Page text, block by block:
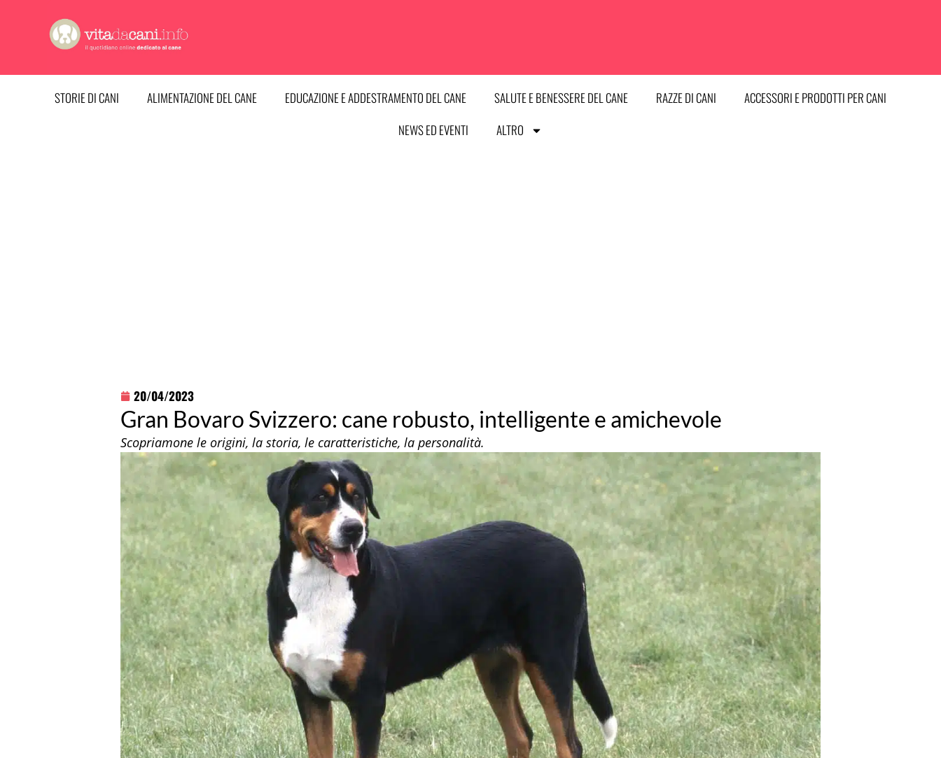
contenuto
STORIE DI CANI ALIMENTAZIONE DEL CANE EDUCAZIONE E ADDESTRAMENTO DEL CANE SALUTE E BENESSERE DEL CANE RAZZE DI CANI
ACCESSORI E PRODOTTI PER CANI
NEWS ED EVENTI
ALTRO
20/04/2023
Gran Bovaro Svizzero: cane robusto, intelligente e amichevole
Scopriamone le origini, la storia, le caratteristiche, la personalità.